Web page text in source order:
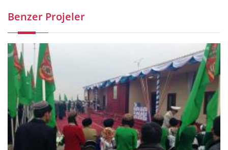
Benzer Projeler